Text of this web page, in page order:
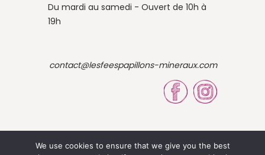
Du mardi au samedi - Ouvert de 10h à
19h
contact@lesfeespapillons-mineraux.com
We use cookies to ensure that we give you the best